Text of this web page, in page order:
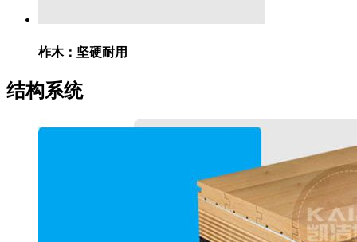
柞木： 坚硬耐用
结构系统